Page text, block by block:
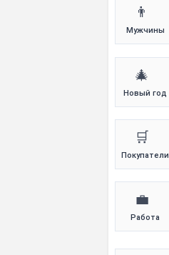
👨
Мужчины
🎄
Новый год
🛒
Покупатели
💼
Работа